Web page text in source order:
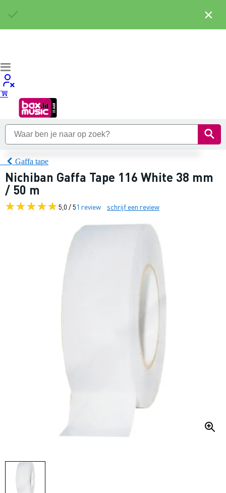
Gaffa tape
Nichiban Gaffa Tape 116 White 38 mm
/ 50 m
5,0 / 51 review schrijf een review
×